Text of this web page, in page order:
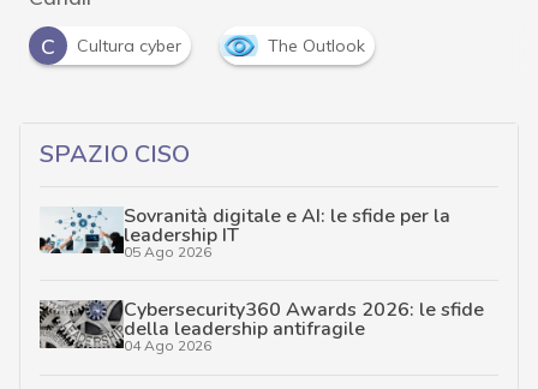
C
Cultura cyber The Outlook
SPAZIO CISO
Sovranità digitale e AI: le sfide per la
leadership IT
05 Ago 2026
Cybersecurity360 Awards 2026: le sfide
della leadership antifragile
04 Ago 2026